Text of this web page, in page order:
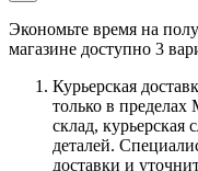
Экономьте время на
магазине доступно 3
Курьерская
только в
склад, курьерская
деталей.
доставки и